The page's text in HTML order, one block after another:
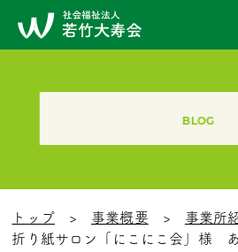
BLOG
トップ 事業概要
事業所
折り紙サロン「にこにこ会」様